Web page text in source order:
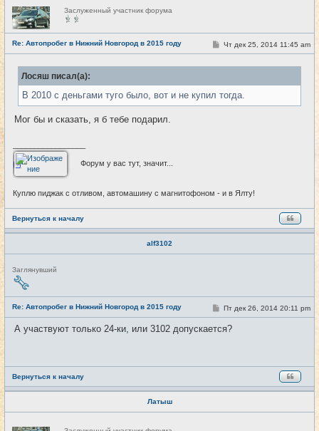
Н
е
в
с
е
т
и
Заслуженный участник форума
Re: Автопробег в Нижний Новгород в 2015 году #24
С
о
е
н
Чт дек 25, 2014 11:45 am
Лосяш писал(а):
В 2010 с деньгами туго было, вот и не купил тогда.
Мог бы и сказать, я б тебе подарил.
Форум у вас тут, значит...
Куплю пиджак с отливом, автомашину с магнитофоном - и в Ялту!
Вернуться к началу
alf3102
Н
е
в
т
и
Заглянувший
Re: Автопробег в Нижний Новгород в 2015 году #25
С
о
б
и
Пт дек 26, 2014 20:11 pm
А участвуют только 24-ки, или 3102 допускается?
Вернуться к началу
Латыш
Н